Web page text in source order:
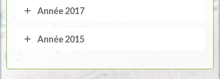
Année 2017
Année 2015